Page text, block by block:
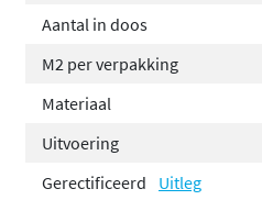
Aantal in doos
M2 per verpakking
Materiaal
Uitvoering
Gerectificeerd
Uitleg